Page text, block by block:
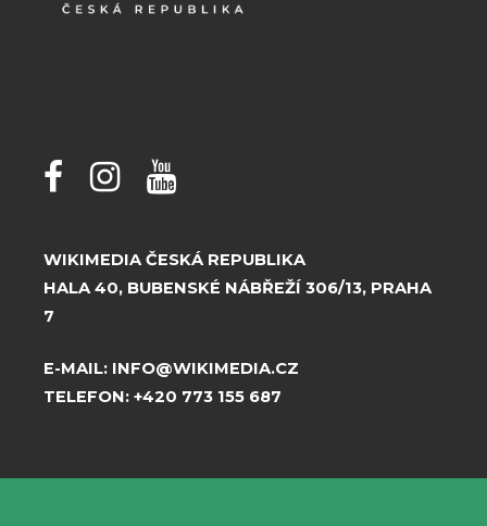
WIKIMEDIA ČESKÁ REPUBLIKA
HALA 40, BUBENSKÉ NÁBŘEŽÍ 306/13, PRAHA
7
E-MAIL: INFO@WIKIMEDIA.CZ
TELEFON: +420 773 155 687